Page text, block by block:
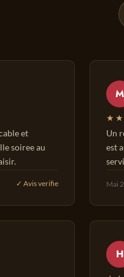
et
soiree au
✓ Avis verifie
M
Un
est
Mai
H